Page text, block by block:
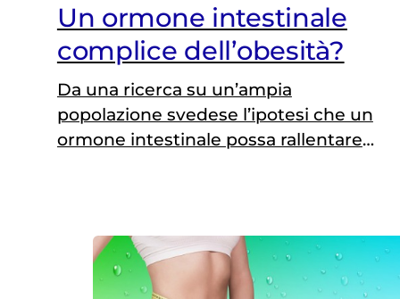
Un ormone intestinale
complice dell’obesità?
Da una ricerca su un’ampia
popolazione svedese l’ipotesi che un
ormone intestinale possa rallentare